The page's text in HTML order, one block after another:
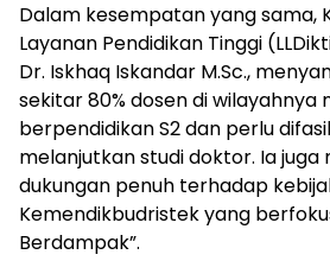
Dalam kesempatan yang sama,
Layanan Pendidikan Tinggi
Dr. Iskhaq Iskandar M.Sc.,
sekitar 80% dosen di wilayahnya
berpendidikan S2 dan perlu
melanjutkan studi doktor. Ia
dukungan penuh terhadap
Kemendikbudristek yang
Berdampak”.